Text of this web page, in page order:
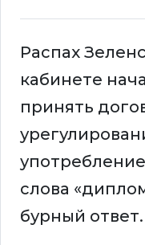
Распах
кабинете
принять
слова
бурный ответ.